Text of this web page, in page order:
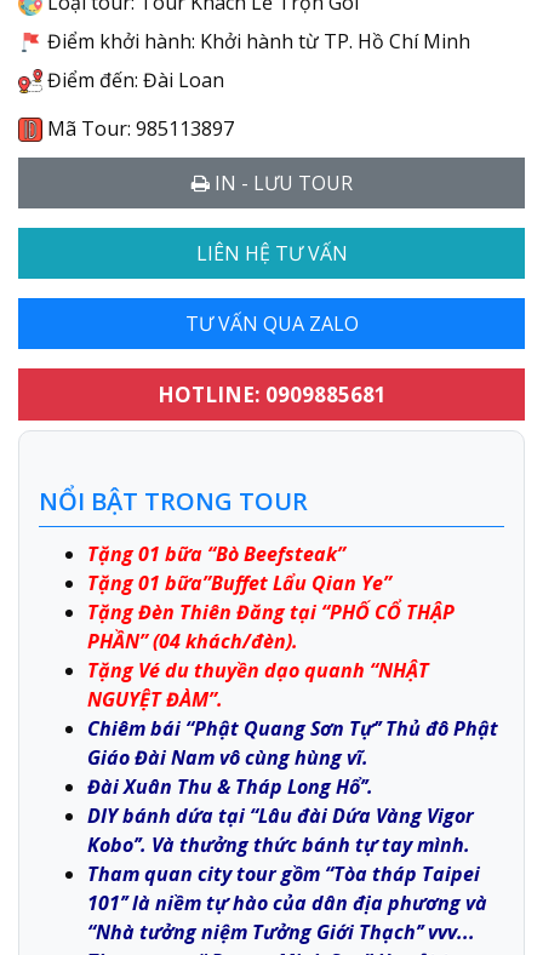
Điểm khởi hành: Khởi hành từ TP. Hồ Chí Minh
Điểm đến: Đài Loan
Mã Tour: 985113897
IN - LƯU TOUR
LIÊN HỆ TƯ VẤN
TƯ VẤN QUA ZALO
HOTLINE: 0909885681
NỔI BẬT TRONG TOUR
Tặng 01 bữa “Bò Beefsteak”
Tặng 01 bữa”Buffet Lẩu Qian Ye”
Tặng Đèn Thiên Đăng tại “PHỐ CỔ THẬP
PHẦN” (04 khách/đèn).
Tặng Vé du thuyền dạo quanh “NHẬT
NGUYỆT ĐÀM”.
Chiêm bái “Phật Quang Sơn Tự’’ Thủ đô Phật
Giáo Đài Nam vô cùng hùng vĩ.
Đài Xuân Thu & Tháp Long Hổ’’.
DIY bánh dứa tại “Lâu đài Dứa Vàng Vigor
Kobo’’. Và thưởng thức bánh tự tay mình.
Tham quan city tour gồm “Tòa tháp Taipei
101’’ là niềm tự hào của dân địa phương và
“Nhà tưởng niệm Tưởng Giới Thạch’’ vvv...